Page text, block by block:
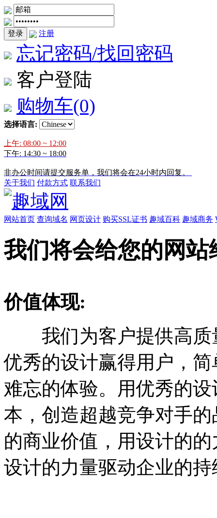
登录 注册
忘记密码/找回密码
客户登陆
购物车(0)
选择语言:
上午: 08:00 ~ 12:00
下午: 14:30 ~ 18:00
非办公时间请提交服务单，我们将会在24小时内回复。
关于我们 付款方式 联系我们
网站首页 查询域名 网页设计 购买SSL证书 趣域百科 趣域商务
我们将会给您的网
价值体现:
我们为客户提供高质
优秀的设计赢得用户，
难忘的体验。用优秀的
本，创造超越竞争对手
的商业价值，用设计的
设计的力量驱动企业的